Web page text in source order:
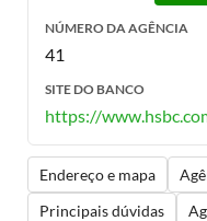
NÚMERO DA AGÊNCIA
41
SITE DO BANCO
https://
Endereço e mapa
Principais dúvidas